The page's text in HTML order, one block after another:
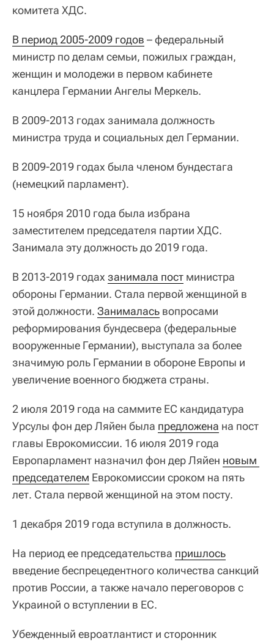
комитета ХДС.
В период 2005-2009 годов – федеральный
министр по делам семьи, пожилых граждан,
женщин и молодежи в первом кабинете
канцлера Германии Ангелы Меркель.
В 2009-2013 годах занимала должность
министра труда и социальных дел Германии.
В 2009-2019 годах была членом бундестага
(немецкий парламент).
15 ноября 2010 года была избрана
заместителем председателя партии ХДС.
Занимала эту должность до 2019 года.
В 2013-2019 годах занимала пост министра
обороны Германии. Стала первой женщиной в
этой должности. Занималась вопросами
реформирования бундесвера (федеральные
вооруженные Германии), выступала за более
значимую роль Германии в обороне Европы и
увеличение военного бюджета страны.
2 июля 2019 года на саммите ЕС кандидатура
Урсулы фон дер Ляйен была предложена на пост
главы Еврокомиссии. 16 июля 2019 года
Европарламент назначил фон дер Ляйен новым
председателем Еврокомиссии сроком на пять
лет. Стала первой женщиной на этом посту.
1 декабря 2019 года вступила в должность.
На период ее председательства пришлось
введение беспрецедентного количества санкций
против России, а также начало переговоров с
Украиной о вступлении в ЕС.
Убежденный евроатлантист и сторонник